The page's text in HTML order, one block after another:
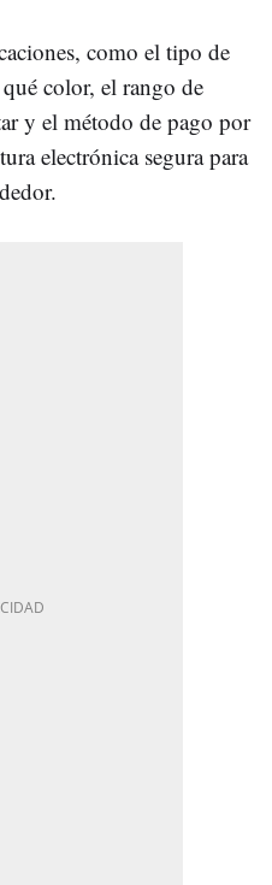
como el tipo de
color, el rango de
y el método de pago por
electrónica segura para